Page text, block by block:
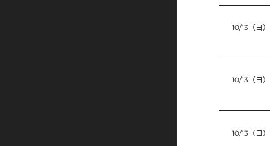
10/13（日）
10/13（日）
10/13（日）